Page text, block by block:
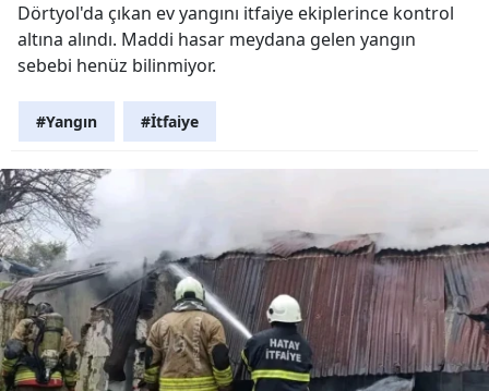
Dörtyol'da çıkan ev yangını itfaiye ekiplerince kontrol
altına alındı. Maddi hasar meydana gelen yangın
sebebi henüz bilinmiyor.
#Yangın #İtfaiye